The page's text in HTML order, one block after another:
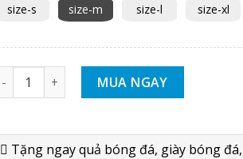
size-s
size-m size-l size-xl
Áo bóng đá không logo 2020 Riki Camor
MUA NGAY
Tặng ngay quả bóng đá, giày bóng